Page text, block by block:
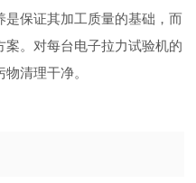
保证其加工质量的基础，而
。对每台电子拉力试验机的
清理干净。